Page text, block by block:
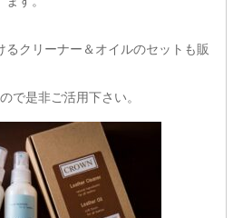
クリーナー＆オイルのセットも販
で是非ご活用下さい。